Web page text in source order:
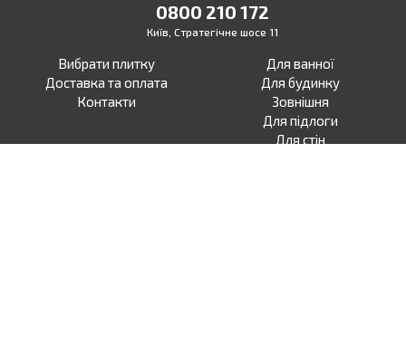
0800 210 172
Київ, Стратегічне шосе 11
Вибрати плитку
Доставка та оплата
Контакти
Для ванної
Для будинку
Зовнішня
Для підлоги
Для стін